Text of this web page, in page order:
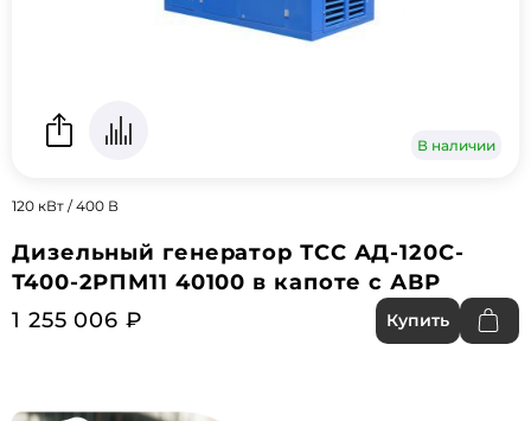
В наличии
120 кВт / 400 В
Дизельный генератор ТСС АД-120С-
Т400-2РПМ11 40100 в капоте с АВР
1 255 006 ₽
Купить